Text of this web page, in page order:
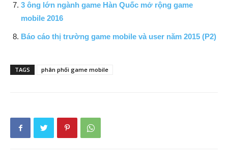
3 ông lớn ngành game Hàn Quốc mở rộng game
mobile 2016
Báo cáo thị trường game mobile và user năm 2015 (P2)
TAGS phân phối game mobile